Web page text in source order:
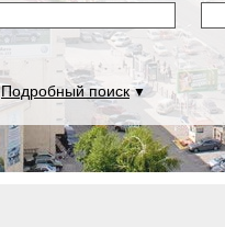
Подробный поиск▼